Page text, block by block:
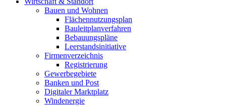
Bauen und Wohnen
Flächennutzungsplan
Bauleitplanverfahren
Bebauungspläne
Leerstandsinitiative
Firmenverzeichnis
Registrierung
Gewerbegebiete
Banken und Post
Digitaler Marktplatz
Windenergie